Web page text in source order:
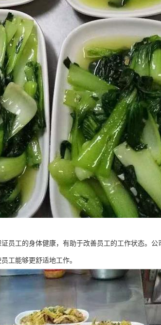
员工的身体健康，有助于改善员工的工作状态。公
工能够更舒适地工作。